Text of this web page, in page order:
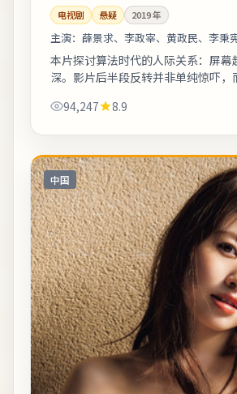
电视剧 悬疑 2019年
主演： 薛景求、李政宰、黄政民、李秉
本片探讨算法时代的人际关系：屏幕
深。影片后半段反转并非单纯惊吓，
若追求纯爽片场面需自行权衡。《浅
94,247 8.9
中国